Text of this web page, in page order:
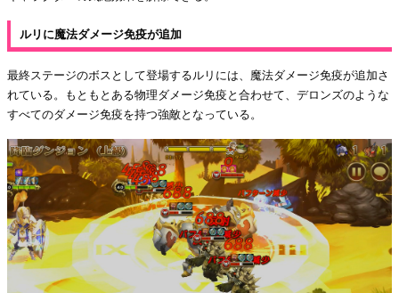
ルリに魔法ダメージ免疫が追加
最終ステージのボスとして登場するルリには、魔法ダメージ免疫が追加さ
れている。もともとある物理ダメージ免疫と合わせて、デロンズのような
すべてのダメージ免疫を持つ強敵となっている。